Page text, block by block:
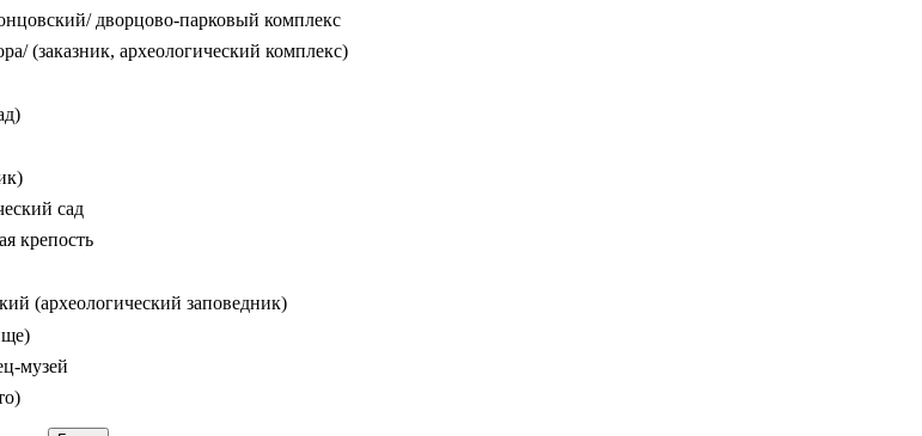
дворцово-парковый комплекс
(заказник, археологический комплекс)
сад
крепость
(археологический заповедник)
музей